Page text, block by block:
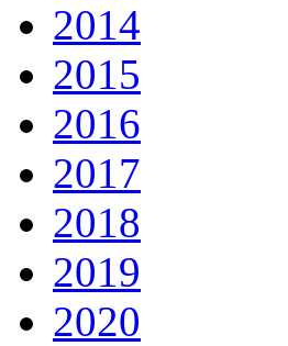
2014
2015
2016
2017
2018
2019
2020